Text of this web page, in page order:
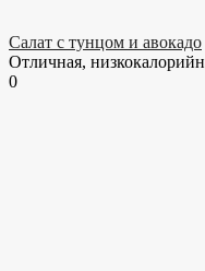
Салат с тунцом и авокадо
Отличная,
0